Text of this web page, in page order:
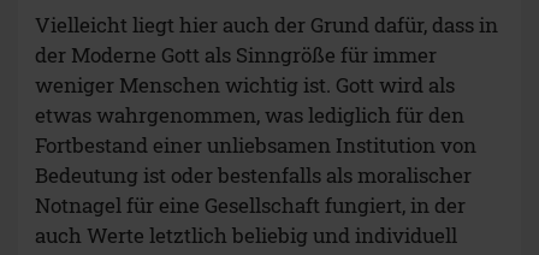
Vielleicht liegt hier auch der Grund dafür, dass in
der Moderne Gott als Sinngröße für immer
weniger Menschen wichtig ist. Gott wird als
etwas wahrgenommen, was lediglich für den
Fortbestand einer unliebsamen Institution von
Bedeutung ist oder bestenfalls als moralischer
Notnagel für eine Gesellschaft fungiert, in der
auch Werte letztlich beliebig und individuell